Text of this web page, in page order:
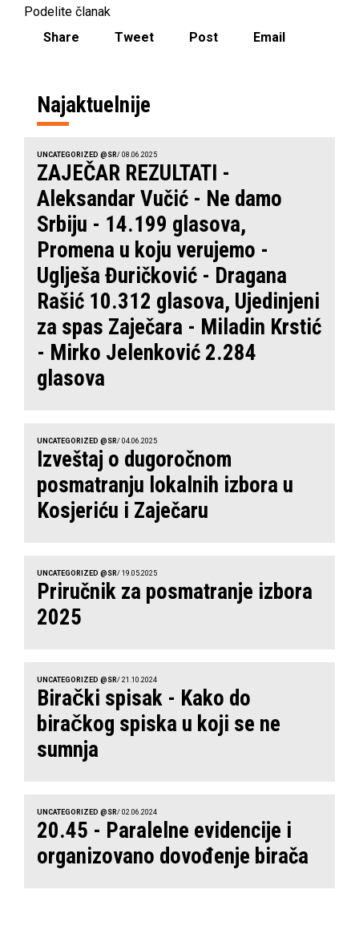
Podelite članak
Share
Tweet Post Email
Najaktuelnije
UNCATEGORIZED @SR/ 08.06.2025
ZAJEČAR REZULTATI -
Aleksandar Vučić - Ne damo
Srbiju - 14.199 glasova,
Promena u koju verujemo -
Uglješa Đuričković - Dragana
Rašić 10.312 glasova, Ujedinjeni
za spas Zaječara - Miladin Krstić
- Mirko Jelenković 2.284
glasova
UNCATEGORIZED @SR/ 04.06.2025
Izveštaj o dugoročnom
posmatranju lokalnih izbora u
Kosjeriću i Zaječaru
UNCATEGORIZED @SR/ 19.05.2025
Priručnik za posmatranje izbora
2025
UNCATEGORIZED @SR/ 21.10.2024
Birački spisak - Kako do
biračkog spiska u koji se ne
sumnja
UNCATEGORIZED @SR/ 02.06.2024
20.45 - Paralelne evidencije i
organizovano dovođenje birača